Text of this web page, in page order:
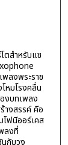
ตสำหรับแซ
ลงพระราช
หมโรงคลื่น
งบทเพลง
างสรรค์ คือ
โฟนีออร์เคส
ลงที่
กับวง